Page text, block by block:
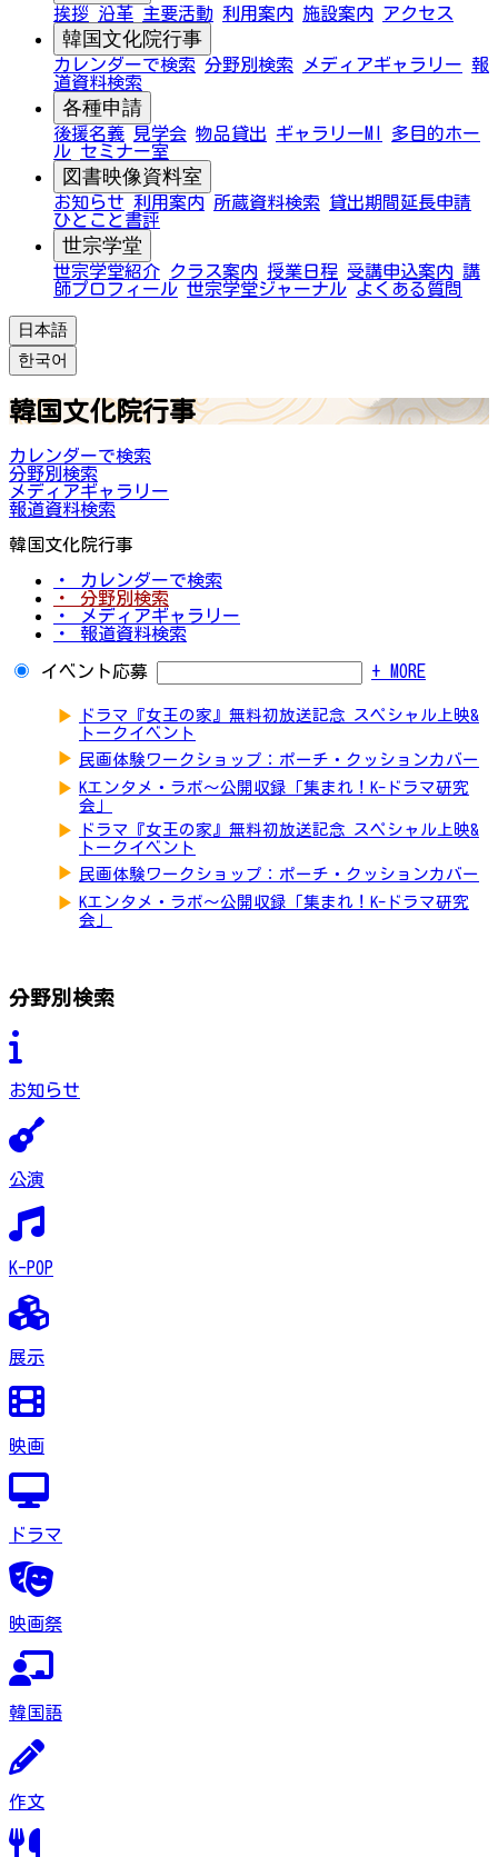
挨拶 沿革 主要活動 利用案内 施設案内 アクセス
韓国文化院行事
カレンダーで検索 分野別検索 メディアギャラリー 報
道資料検索
各種申請
後援名義 見学会 物品貸出 ギャラリーMI
多目的ホー
ル セミナー室
図書映像資料室
お知らせ 利用案内 所蔵資料検索
貸出期間延長申請
ひとこと書評
世宗学堂
世宗学堂紹介 クラス案内 授業日程 受講申込案内 講
師プロフィール 世宗学堂ジャーナル よくある質問
日本語
한국어
韓国文化院行事
カレンダーで検索
分野別検索
メディアギャラリー
報道資料検索
韓国文化院行事
・ カレンダーで検索
・ 分野別検索
・ メディアギャラリー
・ 報道資料検索
イベント応募 + MORE
▶
ドラマ『女王の家』無料初放送記念 スペシャル上映&
トークイベント
▶ 民画体験ワークショップ：ポーチ・クッションカバー
▶ Kエンタメ・ラボ～公開収録「集まれ！K-ドラマ研究
会」
▶
ドラマ『女王の家』無料初放送記念 スペシャル上映&
トークイベント
▶ 民画体験ワークショップ：ポーチ・クッションカバー
▶ Kエンタメ・ラボ～公開収録「集まれ！K-ドラマ研究
会」
分野別検索
お知らせ
公演
K-POP
展示
映画
ドラマ
映画祭
韓国語
作文